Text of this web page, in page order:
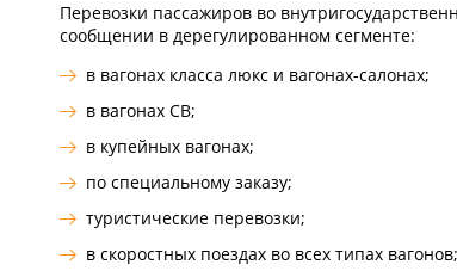
Перевозки пассажиров во
сообщении в дерегулированном сегменте:
в вагонах класса люкс и вагонах-салонах;
в вагонах СВ;
в купейных вагонах;
по специальному заказу;
туристические перевозки;
в скоростных поездах во всех типах вагонов;